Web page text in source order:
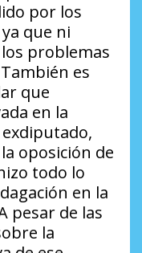
por los
que ni
problemas
es
que
en la
oposición de
todo lo
en la
pesar de las
la